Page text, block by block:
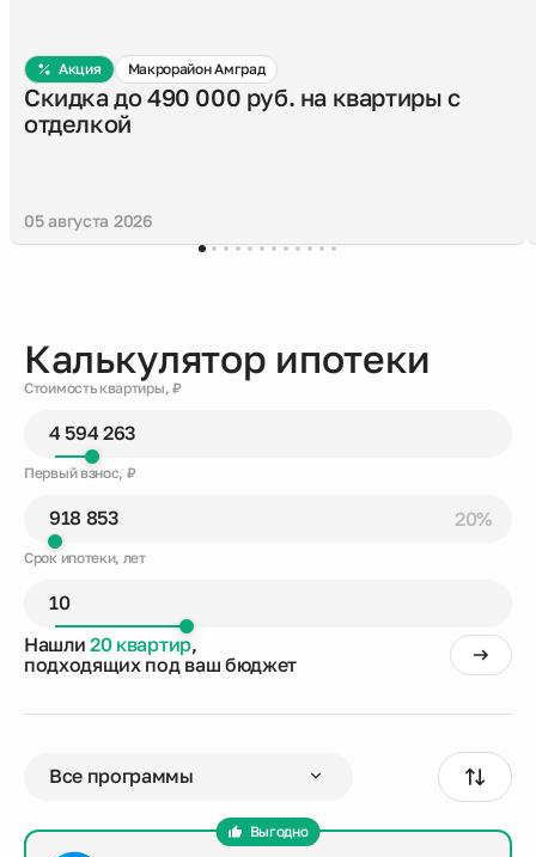
Акция Макрорайон Амград
Скидка до 490 000 руб. на квартиры с
отделкой
05 августа 2026
Калькулятор ипотеки
Стоимость квартиры, ₽
Первый взнос, ₽
20%
Срок ипотеки, лет
Нашли 20 квартир,
подходящих под ваш бюджет
Выгодно